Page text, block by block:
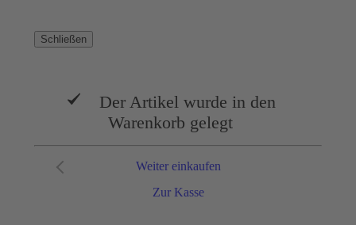
Schließen
Der Artikel wurde in den
Warenkorb gelegt
Zur Kasse
Weiter einkaufen